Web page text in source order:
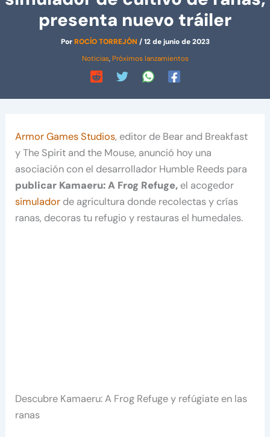
presenta nuevo tráiler
PorROCÍO TORREJÓN /12 de junio de 2023
Noticias, Próximos lanzamientos
Armor Games Studios, editor de Bear and Breakfast
y The Spirit and the Mouse, anunció hoy una
asociación con el desarrollador Humble Reeds para
publicar Kamaeru: A Frog Refuge, el acogedor
simulador de agricultura donde recolectas y crías
ranas, decoras tu refugio y restauras el humedales.
Descubre Kamaeru: A Frog Refuge y refúgiate en las
ranas